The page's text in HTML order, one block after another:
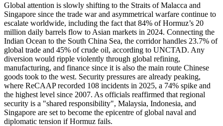
Global attention is slowly shifting to the Straits of Malacca and
Singapore since the trade war and asymmetrical warfare continue to
escalate worldwide, including the fact that 84% of Hormuz’s 20
million daily barrels flow to Asian markets in 2024. Connecting the
Indian Ocean to the South China Sea, the corridor handles 23.7% of
global trade and 45% of crude oil, according to UNCTAD. Any
diversion would ripple violently through global refining,
manufacturing, and finance since it is also the main route Chinese
goods took to the west. Security pressures are already peaking,
where ReCAAP recorded 108 incidents in 2025, a 74% spike and
the highest level since 2007. As officials reaffirmed that regional
security is a "shared responsibility", Malaysia, Indonesia, and
Singapore are set to become the epicentre of global naval and
diplomatic tension if Hormuz fails.